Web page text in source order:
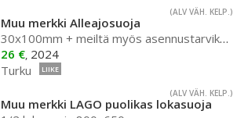
(ALV VÄH. KELP.)
Muu merkki Alleajosuoja
30x100mm + meiltä myös asennustarvikkeet
26 €, 2024
Turku
LIIKE
(ALV VÄH. KELP.)
Muu merkki LAGO puolikas lokasuoja